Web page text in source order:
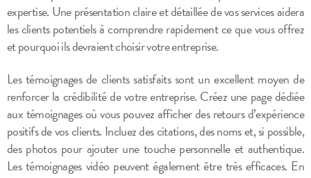
expertise. Une présentation claire et détaillée de vos services aidera
les clients potentiels à comprendre rapidement ce que vous offrez
et pourquoi ils devraient choisir votre entreprise.
Les témoignages de clients satisfaits sont un excellent moyen de
renforcer la crédibilité de votre entreprise. Créez une page dédiée
aux témoignages où vous pouvez afficher des retours d’expérience
positifs de vos clients. Incluez des citations, des noms et, si possible,
des photos pour ajouter une touche personnelle et authentique.
Les témoignages vidéo peuvent également être très efficaces. En